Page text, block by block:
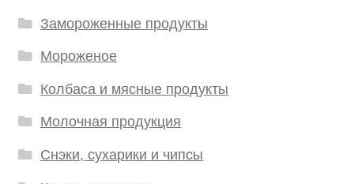
Замороженные продукты
Мороженое
Колбаса и мясные продукты
Молочная продукция
Снэки, сухарики и чипсы